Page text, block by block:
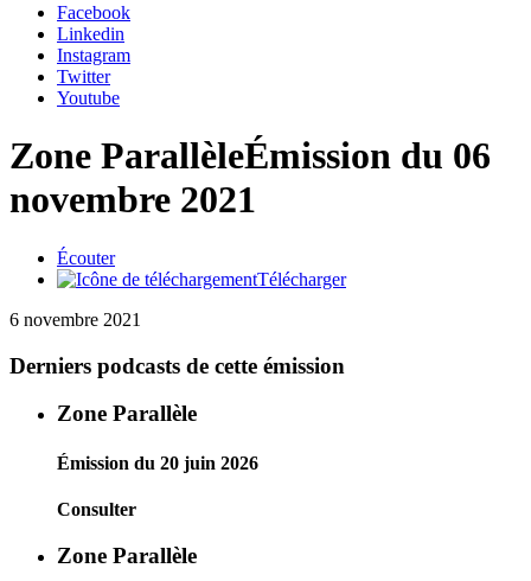
Facebook
Linkedin
Instagram
Twitter
Youtube
Zone ParallèleÉmission du 06
novembre 2021
Écouter
Télécharger
6 novembre 2021
Derniers podcasts de cette émission
Zone Parallèle
Émission du 20 juin 2026
Consulter
Zone Parallèle